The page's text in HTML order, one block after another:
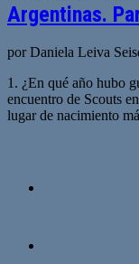
Argentinas.
por Daniela Leiva
1. ¿En qué año hubo
encuentro de Scouts
lugar de nacimiento